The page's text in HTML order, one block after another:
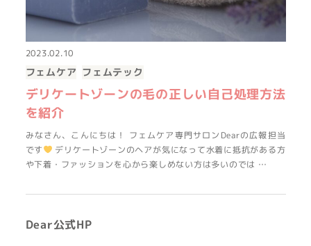
2023.02.10
フェムケア フェムテック
デリケートゾーンの毛の正しい自己処理方法
を紹介
みなさん、こんにちは！ フェムケア専門サロンDearの広報担当
です
デリケートゾーンのヘアが気になって水着に抵抗がある方
や下着・ファッションを心から楽しめない方は多いのでは …
Dear公式HP